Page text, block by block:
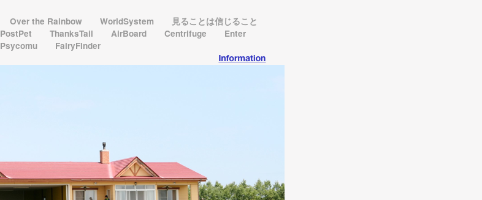
Over the Rainbow WorldSystem
見ることは信じること
PostPet ThanksTail AirBoard Centrifuge
Enter
Psycomu FairyFinder